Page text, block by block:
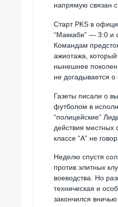
напрямую связан с
Старт PKS в
“Маккаби” — 3:0 и
Командам
ажиотажа, который
нынешнее
не догадывается о
Газеты писали о
футболом в
“полицейские”
действия
классе “А” не
Неделю спустя
против элитных
воеводства. Но
техническая и
закончился